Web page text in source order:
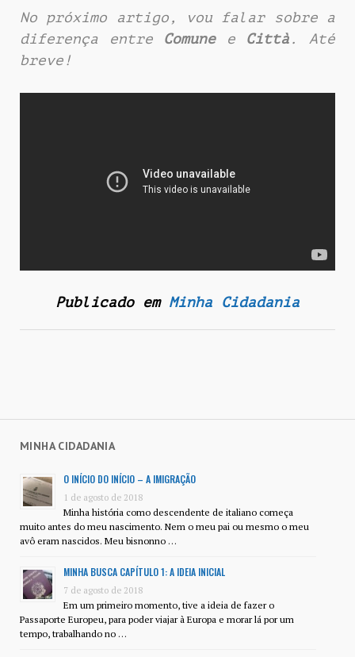
MINHA CIDADANIA
O INÍCIO DO INÍCIO – A IMIGRAÇÃO
1 de agosto de 2018
Minha história como descendente de italiano começa
muito antes do meu nascimento. Nem o meu pai ou mesmo o meu
avô eram nascidos. Meu bisnonno …
MINHA BUSCA CAPÍTULO 1: A IDEIA INICIAL
7 de agosto de 2018
Em um primeiro momento, tive a ideia de fazer o
Passaporte Europeu, para poder viajar à Europa e morar lá por um
tempo, trabalhando no …
No próximo artigo, vou falar sobre a
diferença entre Comunee Città . Até
breve!
Publicado em Minha Cidadania